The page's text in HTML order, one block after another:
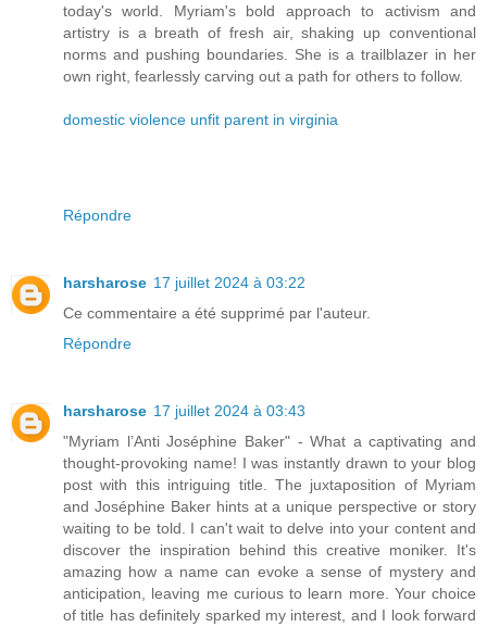
today's world. Myriam's bold approach to activism and
artistry is a breath of fresh air, shaking up conventional
norms and pushing boundaries. She is a trailblazer in her
own right, fearlessly carving out a path for others to follow.
domestic violence unfit parent in virginia
Répondre
harsharose 17 juillet 2024 à 03:22
Ce commentaire a été supprimé par l'auteur.
Répondre
harsharose 17 juillet 2024 à 03:43
"Myriam l’Anti Joséphine Baker" - What a captivating and
thought-provoking name! I was instantly drawn to your blog
post with this intriguing title. The juxtaposition of Myriam
and Joséphine Baker hints at a unique perspective or story
waiting to be told. I can't wait to delve into your content and
discover the inspiration behind this creative moniker. It's
amazing how a name can evoke a sense of mystery and
anticipation, leaving me curious to learn more. Your choice
of title has definitely sparked my interest, and I look forward